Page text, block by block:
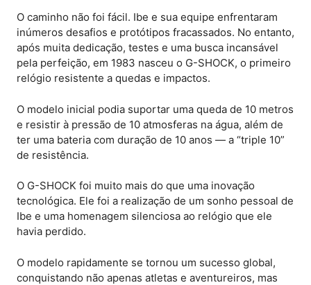
O caminho não foi fácil. Ibe e sua equipe enfrentaram
inúmeros desafios e protótipos fracassados. No entanto,
após muita dedicação, testes e uma busca incansável
pela perfeição, em 1983 nasceu o G-SHOCK, o primeiro
relógio resistente a quedas e impactos.
O modelo inicial podia suportar uma queda de 10 metros
e resistir à pressão de 10 atmosferas na água, além de
ter uma bateria com duração de 10 anos — a “triple 10”
de resistência.
O G-SHOCK foi muito mais do que uma inovação
tecnológica. Ele foi a realização de um sonho pessoal de
Ibe e uma homenagem silenciosa ao relógio que ele
havia perdido.
O modelo rapidamente se tornou um sucesso global,
conquistando não apenas atletas e aventureiros, mas